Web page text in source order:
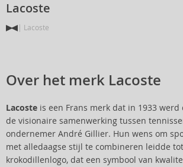
Lacoste
Lacoste
Over het merk Lacoste
Lacoste is een Frans merk dat in 1933
de visionaire samenwerking tussen
ondernemer André Gillier. Hun wens om
met alledaagse stijl te combineren leidde
krokodillenlogo, dat een symbool van